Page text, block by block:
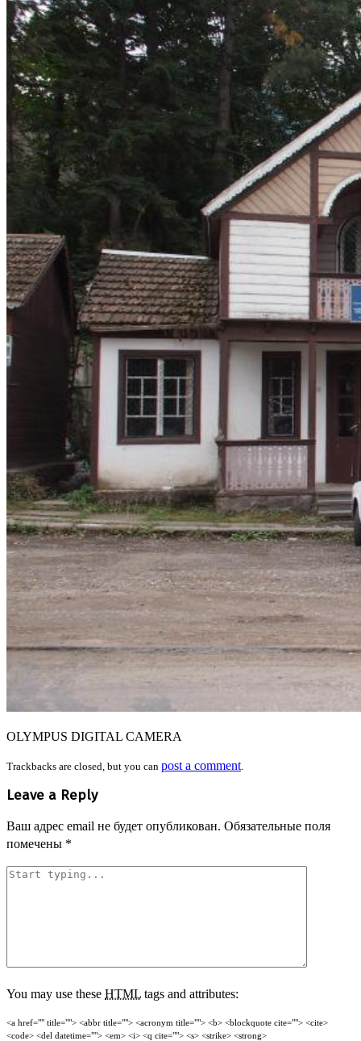
OLYMPUS DIGITAL CAMERA
Trackbacks are closed, but you can post a comment.
Leave a Reply
Ваш адрес email не будет опубликован. Обязательные поля
помечены *
You may use these HTML tags and attributes:
<a href="" title=""> <abbr title=""> <acronym title=""> <b> <blockquote cite=""> <cite>
<code> <del datetime=""> <em> <i> <q cite=""> <s> <strike> <strong>